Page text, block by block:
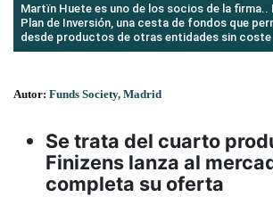
Martïn Huete es uno de los socios de la firma..
Plan de Inversión, una cesta de fondos que
desde productos de otras entidades sin
Autor: Funds Society, Madrid
Se trata del cuarto
Finizens lanza al
completa su oferta